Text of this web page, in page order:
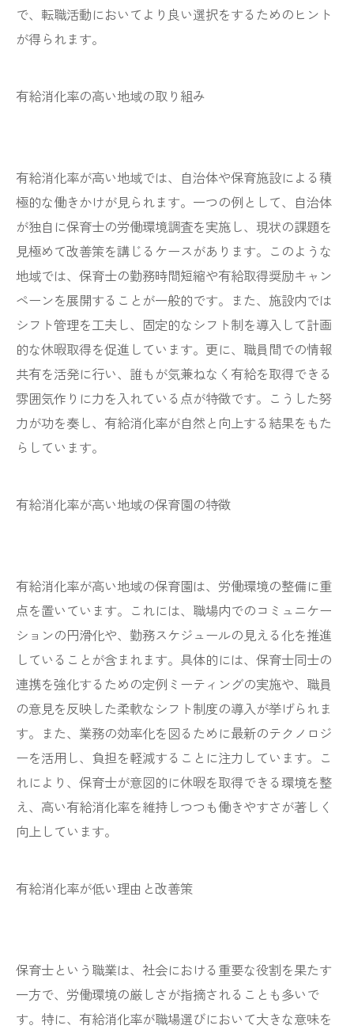
で、転職活動においてより良い選択をするためのヒント
が得られます。
有給消化率の高い地域の取り組み
有給消化率が高い地域では、自治体や保育施設による積
極的な働きかけが見られます。一つの例として、自治体
が独自に保育士の労働環境調査を実施し、現状の課題を
見極めて改善策を講じるケースがあります。このような
地域では、保育士の勤務時間短縮や有給取得奨励キャン
ペーンを展開することが一般的です。また、施設内では
シフト管理を工夫し、固定的なシフト制を導入して計画
的な休暇取得を促進しています。更に、職員間での情報
共有を活発に行い、誰もが気兼ねなく有給を取得できる
雰囲気作りに力を入れている点が特徴です。こうした努
力が功を奏し、有給消化率が自然と向上する結果をもた
らしています。
有給消化率が高い地域の保育園の特徴
有給消化率が高い地域の保育園は、労働環境の整備に重
点を置いています。これには、職場内でのコミュニケー
ションの円滑化や、勤務スケジュールの見える化を推進
していることが含まれます。具体的には、保育士同士の
連携を強化するための定例ミーティングの実施や、職員
の意見を反映した柔軟なシフト制度の導入が挙げられま
す。また、業務の効率化を図るために最新のテクノロジ
ーを活用し、負担を軽減することに注力しています。こ
れにより、保育士が意図的に休暇を取得できる環境を整
え、高い有給消化率を維持しつつも働きやすさが著しく
向上しています。
有給消化率が低い理由と改善策
保育士という職業は、社会における重要な役割を果たす
一方で、労働環境の厳しさが指摘されることも多いで
す。特に、有給消化率が職場選びにおいて大きな意味を